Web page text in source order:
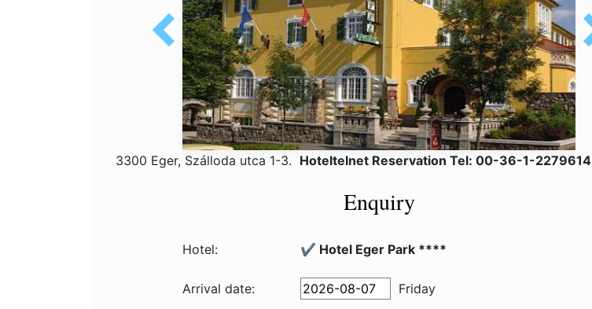
3300 Eger, Szálloda utca 1-3. Hoteltelnet Reservation Tel: 00-36-1-2279614
Enquiry
Hotel: ✔️ Hotel Eger Park ****
Arrival date: Friday